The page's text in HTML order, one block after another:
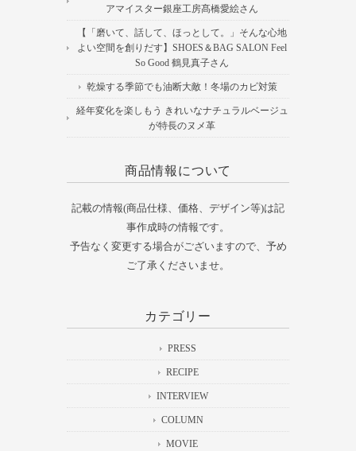
アマイスター銀座工房髙橋愛絵さん
【「磨いて、話して、ほっとして。」そんな心地
よい空間を創りだす】SHOES＆BAG SALON Feel
So Good 鶴見真子さん
乾燥する季節でも油断大敵！冬場のカビ対策
経年変化を楽しもう きれいなナチュラルベージュ
が特長のヌメ革
商品情報について
記載の情報(商品仕様、価格、デザイン等)は記
事作成時の情報です。
予告なく変更する場合がございますので、予め
ご了承くださいませ。
カテゴリー
PRESS
RECIPE
INTERVIEW
COLUMN
MOVIE